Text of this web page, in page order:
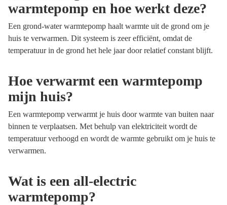
warmtepomp en hoe werkt deze?
Een grond-water warmtepomp haalt warmte uit de grond om je
huis te verwarmen. Dit systeem is zeer efficiënt, omdat de
temperatuur in de grond het hele jaar door relatief constant blijft.
Hoe verwarmt een warmtepomp
mijn huis?
Een warmtepomp verwarmt je huis door warmte van buiten naar
binnen te verplaatsen. Met behulp van elektriciteit wordt de
temperatuur verhoogd en wordt de warmte gebruikt om je huis te
verwarmen.
Wat is een all-electric
warmtepomp?